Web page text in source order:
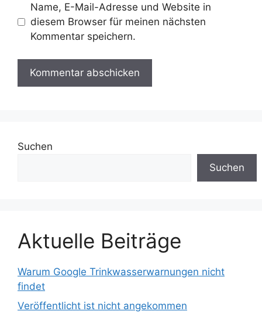
Name, E-Mail-Adresse und Website in
diesem Browser für meinen nächsten
Kommentar speichern.
Suchen
Suchen
Aktuelle Beiträge
Warum Google Trinkwasserwarnungen nicht
findet
Veröffentlicht ist nicht angekommen